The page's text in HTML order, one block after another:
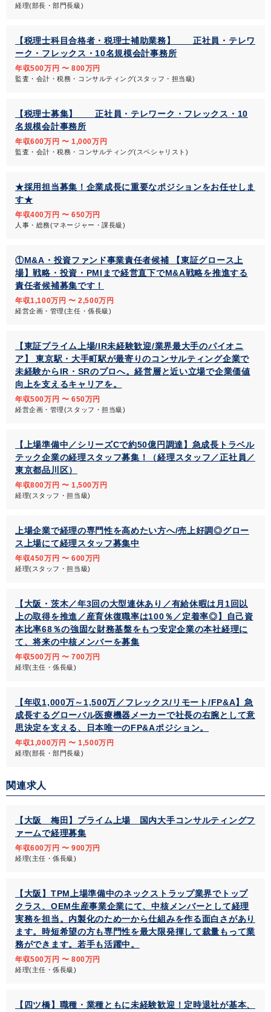
経理(部長・部門長級)
【税理士科目合格者・税理士補助業務】 正社員・テレワ
ーク・フレックス・10名規模会計事務所
年収500万円 〜 800万円
監査・会計・税務・コンサルティング(スタッフ・担当級)
【税理士募集】 正社員・テレワーク・フレックス・10
名規模会計事務所
年収600万円 〜 1,000万円
監査・会計・税務・コンサルティング(スペシャリスト)
★採用担当募集！企業成長に重要なポジションをお任せしま
す★
年収400万円 〜 650万円
人事・総務(マネージャー・課長級)
①M&A・投資ファンド事業責任者候補 【東証グロース上
場】戦略・投資・PMIまで経営直下でM&A戦略を推進する
責任者候補募集です！
年収1,100万円 〜 2,500万円
経営企画・管理(主任・係長級)
【東証プライム上場/IR未経験歓迎/業界最大手のパイオニ
ア】 東京駅・大手町駅が最寄りのコンサルティング企業で
未経験からIR・SRのプロへ。経営層と近い立場で企業価値
向上を支えるキャリアを。
年収500万円 〜 650万円
経営企画・管理(スタッフ・担当級)
【上場準備中／シリーズCで約50億円調達】急成長トラベル
テック企業の経理スタッフ募集！（経理スタッフ／正社員／
東京都品川区）
年収800万円 〜 1,500万円
経理(スタッフ・担当級)
上場企業で経理の専門性を高めたい方へ/売上好調◎グロー
ス上場にて経理スタッフ募集中
年収450万円 〜 600万円
経理(スタッフ・担当級)
【大阪・茨木／年3回の大型連休あり／有給休暇は月1回以
上の取得を推進／産育休復職率は100％／定着率◎】自己資
本比率68％の強固な財務基盤をもつ安定企業の本社経理に
て、将来の中核メンバーを募集
年収500万円 〜 700万円
経理(主任・係長級)
【年収1,000万～1,500万／フレックス/リモート/FP&A】急
成長するグローバル医療機器メーカーで社長の右腕として意
思決定を支える、日本唯一のFP&Aポジション。
年収1,000万円 〜 1,500万円
経理(部長・部門長級)
関連求人
【大阪 梅田】プライム上場 国内大手コンサルティングフ
ァームで経理募集
年収600万円 〜 900万円
経理(主任・係長級)
【大阪】TPM上場準備中のネックストラップ業界でトップ
クラス、OEM生産事業企業にて、中核メンバーとして経理
実務を担当。内製化のため一から仕組みを作る面白さがあり
ます。時短希望の方も専門性を最大限発揮して裁量もって業
務ができます。若手も活躍中。
年収500万円 〜 800万円
経理(主任・係長級)
【四ツ橋】職種・業種ともに未経験歓迎！定時退社が基本、